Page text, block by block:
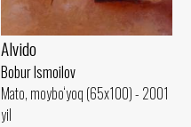
Alvido
Bobur Ismoilov
Mato, moybo‘yoq (65x100) - 2001
yil